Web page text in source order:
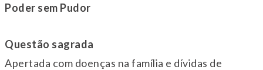
Poder sem Pudor
Questão sagrada
Apertada com doenças na família e dívidas de